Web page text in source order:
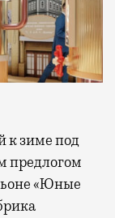
предлогом
«Юные